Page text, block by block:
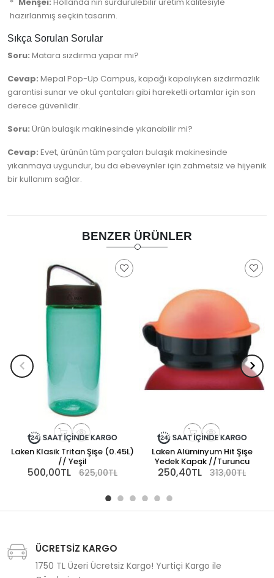
Menşei: Hollanda'nın sürdürülebilir üretim kalitesiyle
hazırlanmış seçkin tasarım.
Sıkça Sorulan Sorular
Soru: Matara sızdırma yapar mı?
Cevap: Mepal Pop-Up Campus, kapağı kapalıyken sızdırmazlık
garantisi sunar ve okul çantaları gibi hareketli ortamlar için son
derece güvenlidir.
Soru: Ürün bulaşık makinesinde yıkanabilir mi?
Cevap: Evet, ürünün tüm parçaları bulaşık makinesinde
yıkanmaya uygundur, bu da ebeveynler için zahmetsiz ve hijyenik
bir kullanım sağlar.
BENZER ÜRÜNLER
Laken Klasik Tritan Şişe (0.45L)
// Yeşil
500,00TL 625,00TL
Laken Alüminyum Hit Şişe
Yedek Kapak //Turuncu
250,40TL 313,00TL
ÜCRETSİZ KARGO
1750 TL Üzeri Ücretsiz Kargo! Yurtiçi Kargo ile